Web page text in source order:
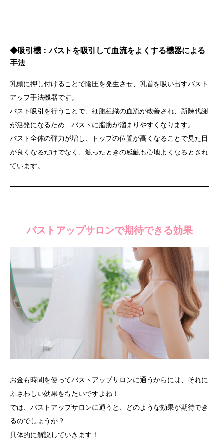
◆吸引機：バストを吸引して血流をよくする機器による
手法
乳頭に押し付けることで陰圧を発生させ、乳首を吸い出すバスト
アップ手法機器です。
バスト吸引を行うことで、細胞組織の血流が改善され、新陳代謝
が活発になるため、バストに脂肪が溜まりやすくなります。
バスト全体の弾力が増し、トップの位置が高くなることで見た目
が良くなるだけでなく、触ったときの感触も心地よくなるとされ
ています。
バストアップサロンで期待できる効果
お金も時間を使ってバストアップサロンに通うからには、それに
ふさわしい効果を得たいですよね！
では、バストアップサロンに通うと、どのような効果が期待でき
るのでしょうか？
具体的に解説していきます！